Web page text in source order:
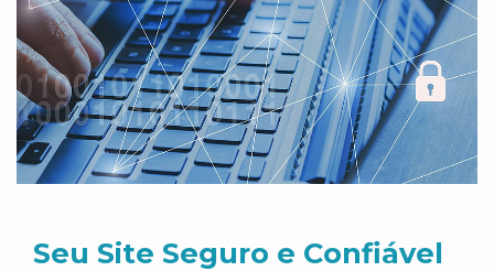
Seu Site Seguro e Confiável